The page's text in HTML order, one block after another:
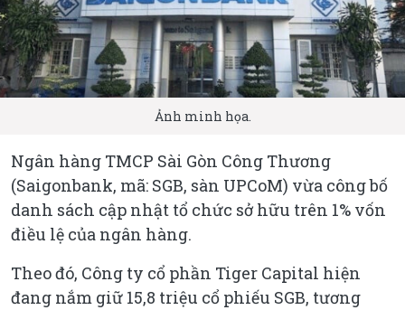
Ảnh minh họa.
Ngân hàng TMCP Sài Gòn Công Thương
(Saigonbank, mã: SGB, sàn UPCoM) vừa công bố
danh sách cập nhật tổ chức sở hữu trên 1% vốn
điều lệ của ngân hàng.
Theo đó, Công ty cổ phần Tiger Capital hiện
đang nắm giữ 15,8 triệu cổ phiếu SGB, tương